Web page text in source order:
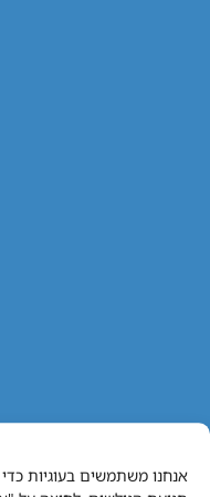
אנחנו משתמשים בעוגיות